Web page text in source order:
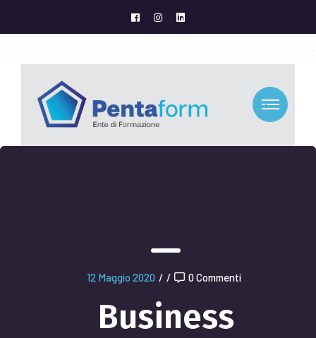
12 Maggio 2020 / / 0 Commenti
Business